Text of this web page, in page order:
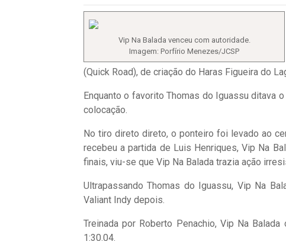
Vip Na Balada venceu com autoridade.
Imagem: Porfírio Menezes/JCSP
(Quick Road), de criação do Haras Figueira do
Enquanto o favorito Thomas do Iguassu ditava
colocação.
No tiro direto direto, o ponteiro foi levado ao
recebeu a partida de Luis Henriques, Vip Na
finais, viu-se que Vip Na Balada trazia ação
Ultrapassando Thomas do Iguassu, Vip Na
Valiant Indy depois.
Treinada por Roberto Penachio, Vip Na
1:30.04.